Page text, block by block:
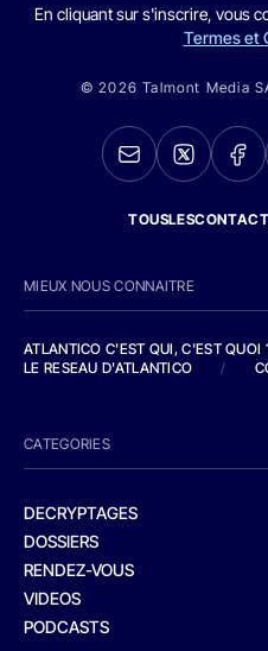
En cliquant sur s'inscrire, vous
Termes et
© 2026 Talmont Media
MIEUX NOUS CONNAITRE
ATLANTICO C'EST QUI, C'EST QUOI
LE RESEAU D'ATLANTICO
/
CATEGORIES
DECRYPTAGES
DOSSIERS
RENDEZ-VOUS
VIDEOS
PODCASTS